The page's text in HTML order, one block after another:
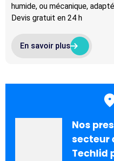
humide, ou mécanique,
Devis gratuit en 24 h
En savoir plus
arrow_right_altarrow_right_alt
Nos
secteur
Techlid